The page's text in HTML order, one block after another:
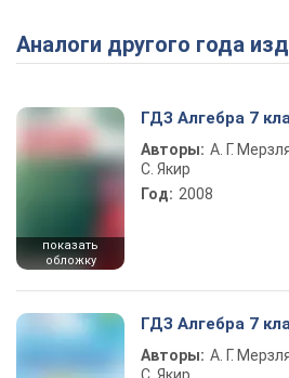
Аналоги другого года
показать
обложку
ГДЗ Алгебра 7
Авторы: А. Г.
С. Якир
Год: 2008
ГДЗ Алгебра 7
Авторы: А. Г.